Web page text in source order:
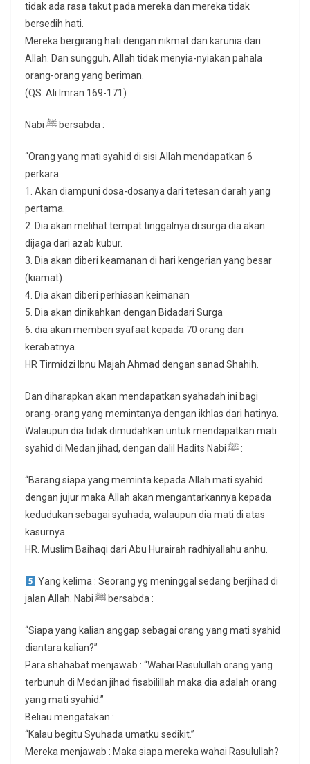
tidak ada rasa takut pada mereka dan mereka tidak
bersedih hati.
Mereka bergirang hati dengan nikmat dan karunia dari
Allah. Dan sungguh, Allah tidak menyia-nyiakan pahala
orang-orang yang beriman.
(QS. Ali Imran 169-171)
Nabi ﷺ bersabda :
“Orang yang mati syahid di sisi Allah mendapatkan 6
perkara :
1. Akan diampuni dosa-dosanya dari tetesan darah yang
pertama.
2. Dia akan melihat tempat tinggalnya di surga dia akan
dijaga dari azab kubur.
3. Dia akan diberi keamanan di hari kengerian yang besar
(kiamat).
4. Dia akan diberi perhiasan keimanan
5. Dia akan dinikahkan dengan Bidadari Surga
6. dia akan memberi syafaat kepada 70 orang dari
kerabatnya.
HR Tirmidzi Ibnu Majah Ahmad dengan sanad Shahih.
Dan diharapkan akan mendapatkan syahadah ini bagi
orang-orang yang memintanya dengan ikhlas dari hatinya.
Walaupun dia tidak dimudahkan untuk mendapatkan mati
syahid di Medan jihad, dengan dalil Hadits Nabi ﷺ :
“Barang siapa yang meminta kepada Allah mati syahid
dengan jujur maka Allah akan mengantarkannya kepada
kedudukan sebagai syuhada, walaupun dia mati di atas
kasurnya.
HR. Muslim Baihaqi dari Abu Hurairah radhiyallahu anhu.
Yang kelima : Seorang yg meninggal sedang berjihad di
jalan Allah. Nabi ﷺ bersabda :
“Siapa yang kalian anggap sebagai orang yang mati syahid
diantara kalian?”
Para shahabat menjawab : “Wahai Rasulullah orang yang
terbunuh di Medan jihad fisabilillah maka dia adalah orang
yang mati syahid.”
Beliau mengatakan :
“Kalau begitu Syuhada umatku sedikit.”
Mereka menjawab : Maka siapa mereka wahai Rasulullah?